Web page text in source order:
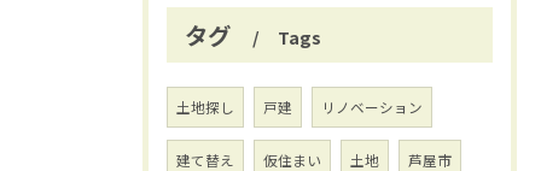
タグ Tags
土地探し 戸建 リノベーション
建て替え 仮住まい 土地 芦屋市